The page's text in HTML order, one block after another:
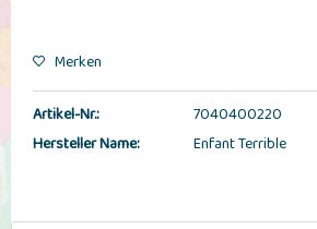
Merken
Artikel-Nr.:
7040400220
Hersteller Name:
Enfant Terrible